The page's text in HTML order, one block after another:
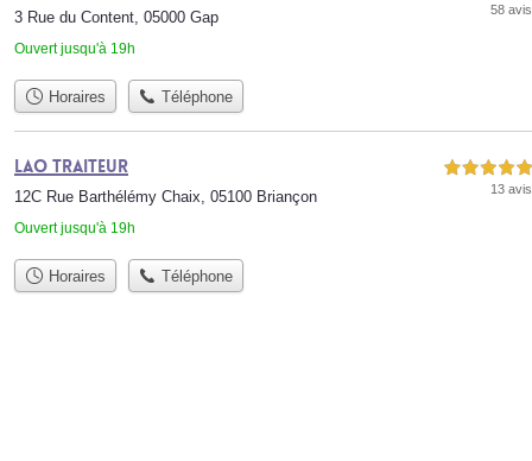
3 Rue du Content, 05000 Gap
Ouvert jusqu'à 19h
58 avis
Horaires Téléphone
LAO Traiteur
12C Rue Barthélémy Chaix, 05100 Briançon
Ouvert jusqu'à 19h
5,0 étoiles sur 5
13 avis
Horaires Téléphone